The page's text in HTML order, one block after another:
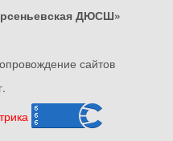
ДЮСШ»
сайтов